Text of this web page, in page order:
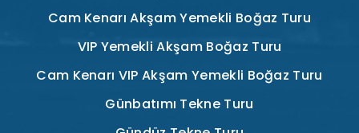
Cam Kenarı Akşam Yemekli Boğaz Turu
VIP Yemekli Akşam Boğaz Turu
Cam Kenarı VIP Akşam Yemekli Boğaz Turu
Günbatımı Tekne Turu